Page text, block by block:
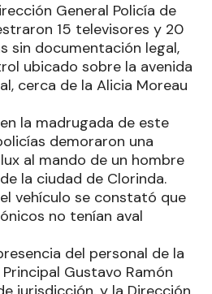
General Policía de
15 televisores y 20
sin documentación legal,
ubicado sobre la avenida
cerca de la Alicia Moreau
la madrugada de este
demoraron una
al mando de un hombre
la ciudad de Clorinda.
vehículo se constató que
no tenían aval
del personal de la
Gustavo Ramón